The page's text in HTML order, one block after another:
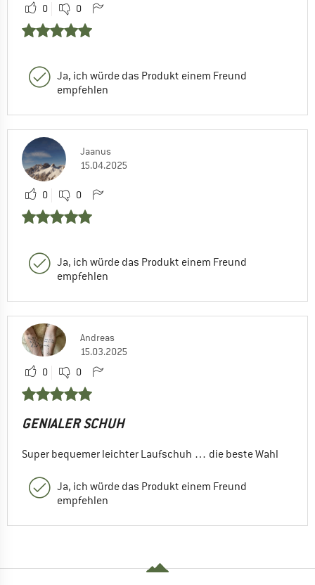
0 0
Ja, ich würde das Produkt einem Freund
empfehlen
Jaanus
15.04.2025
0 0
Ja, ich würde das Produkt einem Freund
empfehlen
Andreas
15.03.2025
0
0
GENIALER SCHUH
Super bequemer leichter Laufschuh … die beste Wahl
Ja, ich würde das Produkt einem Freund
empfehlen